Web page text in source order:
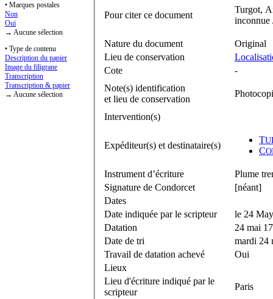
• Marques postales
Non
Oui
→ Aucune sélection
• Type de contenu
Description du papier
Image du filigrane
Transcription
Transcription & papier
→ Aucune sélection
Pour citer ce document
Turgot,
inconnue
Nature du document
Original
Lieu de conservation
Cote
-
Note(s) identification
et lieu de conservation
Intervention(s)
Expéditeur(s) et destinataire(s)
T
C
Instrument d’écriture
Plume
Signature de Condorcet
[néant]
Dates
Date indiquée par le scripteur
le 24
Datation
24 mai
Date de tri
mardi 24
Travail de datation achevé
Oui
Lieux
Lieu d'écriture indiqué par le
scripteur
Paris